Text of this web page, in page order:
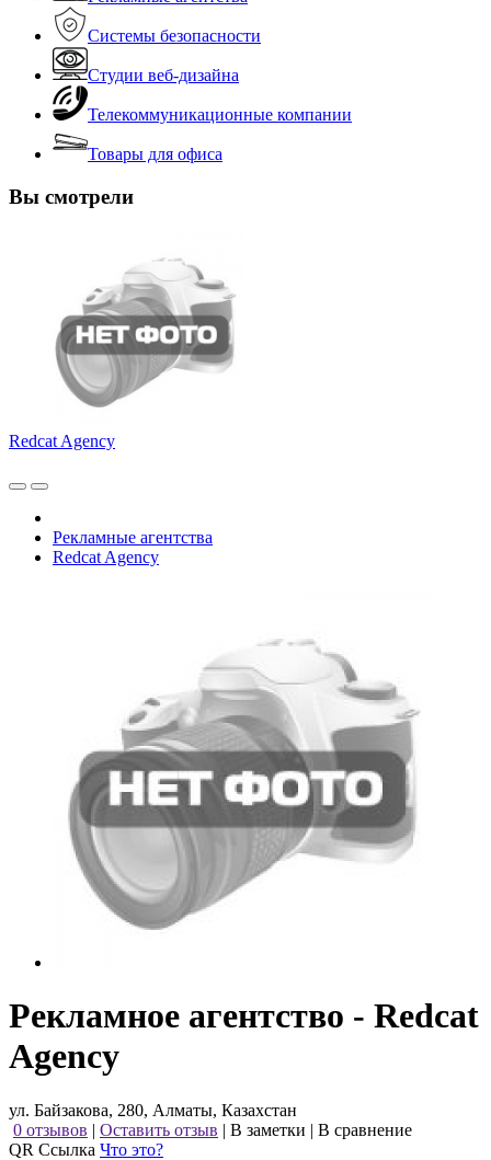
Системы безопасности
Студии веб-дизайна
Телекоммуникационные компании
Товары для офиса
Вы смотрели
Redcat Agency
Рекламные агентства
Redcat Agency
Рекламное агентство - Redcat
Agency
ул. Байзакова, 280, Алматы, Казахстан
0 отзывов | Оставить отзыв | В заметки | В сравнение
QR Ссылка Что это?